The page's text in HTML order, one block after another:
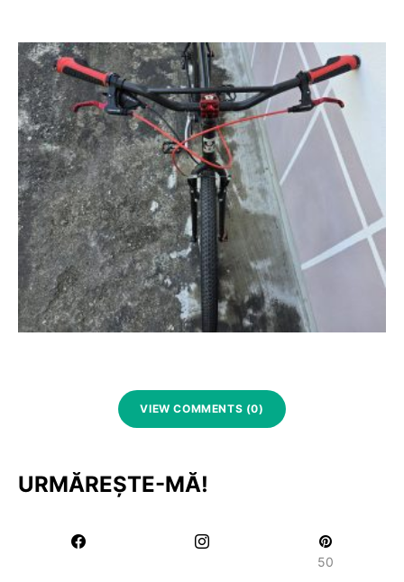
VIEW COMMENTS (0)
URMĂREȘTE-MĂ!
50